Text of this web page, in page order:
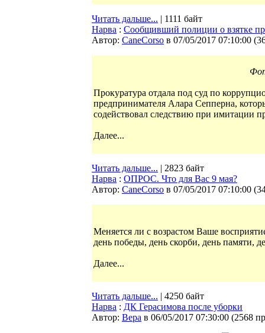
Читать дальше... | 1111 байт
Нарва : Сообщивший полиции о взятке
Автор: CaneCorso в 07/05/2017 07:10:00 (
Прокуратура отдала под суд по
предпринимателя Алара Сепперна,
содействовал следствию при имитации
Далее...
Читать дальше... | 2823 байт
Нарва : ОПРОС. Что для Вас 9 мая?
Автор: CaneCorso в 07/05/2017 07:10:00 (
Меняется ли с возрастом Ваше
день победы, день скорби, день памяти,
Далее...
Читать дальше... | 4250 байт
Нарва : ДК Герасимова после уборки
Автор: Bepa в 06/05/2017 07:30:00 (2568